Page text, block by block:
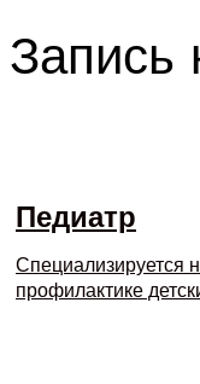
Запись
Педиатр
Специализируется
профилактике